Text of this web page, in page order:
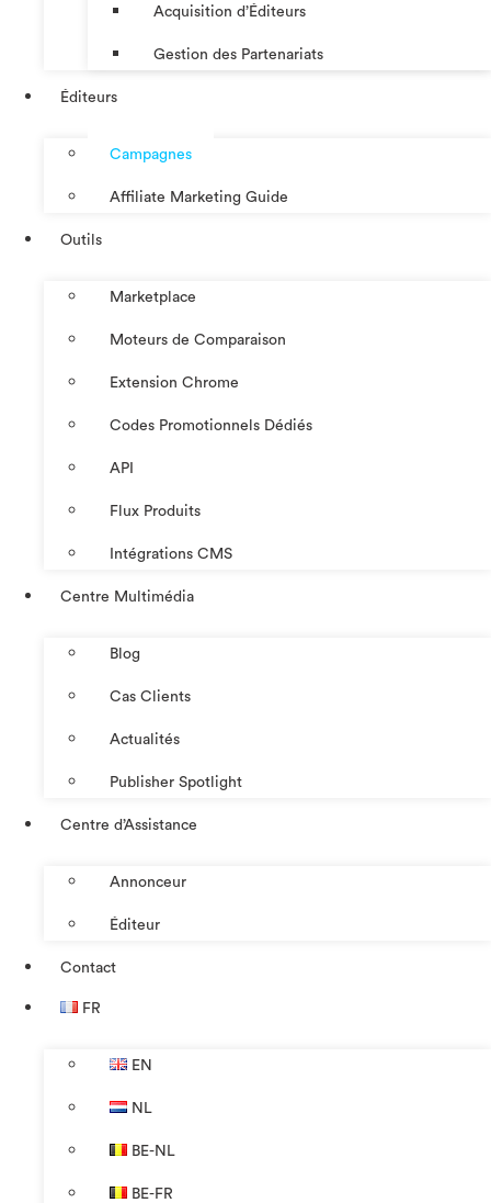
Acquisition d’Éditeurs
Gestion des Partenariats
Éditeurs
Campagnes
Affiliate Marketing Guide
Outils
Marketplace
Moteurs de Comparaison
Extension Chrome
Codes Promotionnels Dédiés
API
Flux Produits
Intégrations CMS
Centre Multimédia
Blog
Cas Clients
Actualités
Publisher Spotlight
Centre d’Assistance
Annonceur
Éditeur
Contact
FR
EN
NL
BE-NL
BE-FR